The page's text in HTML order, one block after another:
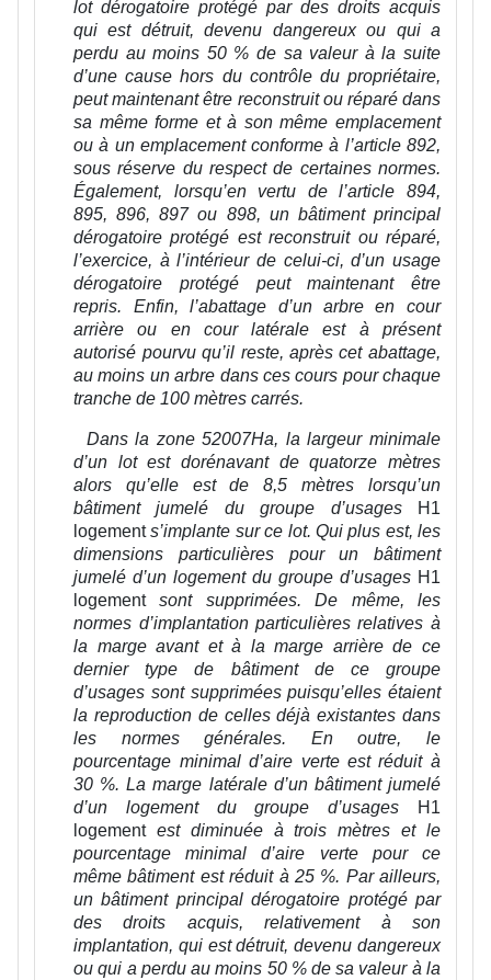
lot dérogatoire protégé par des droits acquis
qui est détruit, devenu dangereux ou qui a
perdu au moins 50 % de sa valeur à la suite
d’une cause hors du contrôle du propriétaire,
peut maintenant être reconstruit ou réparé dans
sa même forme et à son même emplacement
ou à un emplacement conforme à l’article 892,
sous réserve du respect de certaines normes.
Également, lorsqu’en vertu de l’article 894,
895, 896, 897 ou 898, un bâtiment principal
dérogatoire protégé est reconstruit ou réparé,
l’exercice, à l’intérieur de celui-ci, d’un usage
dérogatoire protégé peut maintenant être
repris. Enfin, l’abattage d’un arbre en cour
arrière ou en cour latérale est à présent
autorisé pourvu qu’il reste, après cet abattage,
au moins un arbre dans ces cours pour chaque
tranche de 100 mètres carrés.
Dans la zone 52007Ha, la largeur minimale
d’un lot est dorénavant de quatorze mètres
alors qu’elle est de 8,5 mètres lorsqu’un
bâtiment jumelé du groupe d’usages
H1
logements’implante sur ce lot. Qui plus est, les
dimensions particulières pour un bâtiment
jumelé d’un logement du groupe d’usages H1
logementsont supprimées. De même, les
normes d’implantation particulières relatives à
la marge avant et à la marge arrière de ce
dernier type de bâtiment de ce groupe
d’usages sont supprimées puisqu’elles étaient
la reproduction de celles déjà existantes dans
les normes générales. En outre, le
pourcentage minimal d’aire verte est réduit à
30 %. La marge latérale d’un bâtiment jumelé
d’un logement du groupe d’usages
H1
logement est diminuée à trois mètres et le
pourcentage minimal d’aire verte pour ce
même bâtiment est réduit à 25 %. Par ailleurs,
un bâtiment principal dérogatoire protégé par
des droits acquis, relativement à son
implantation, qui est détruit, devenu dangereux
ou qui a perdu au moins 50 % de sa valeur à la